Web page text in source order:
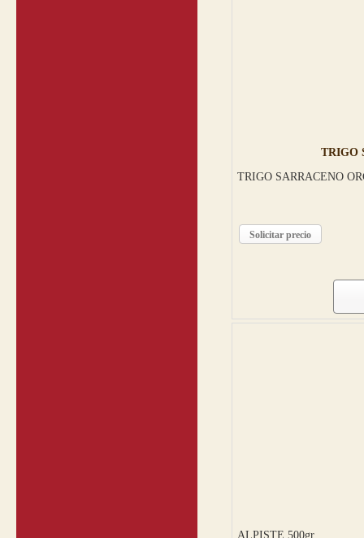
TRIGO
TRIGO SARRACENO
Solicitar precio
ALPISTE 500gr.